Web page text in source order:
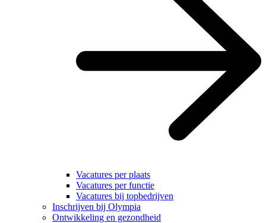
Vacatures per plaats
Vacatures per functie
Vacatures bij topbedrijven
Inschrijven bij Olympia
Ontwikkeling en gezondheid